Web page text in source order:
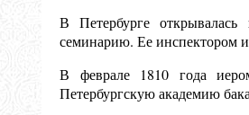
В Петербурге
семинарию. Ее инспектором и
В феврале 1810 года
Петербургскую академию